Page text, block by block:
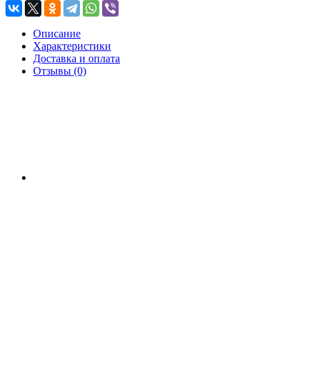
Описание
Характеристики
Доставка и оплата
Отзывы (0)